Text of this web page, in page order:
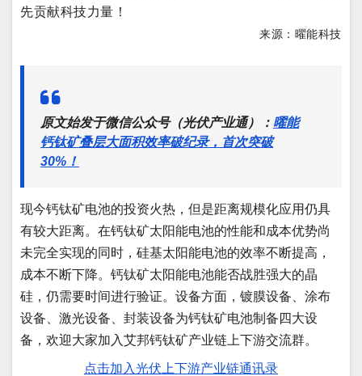
先贡献科技力量！
来源：曜能科技
原文始发于微信公众号（光伏产业通）： 曜能
钙钛矿叠层大面积效率破纪录，首次突破
30%！
现今钙钛矿电池的投资火热，但是距离规模化应用仍具
有较大距离。在钙钛矿太阳能电池的性能和成本优势尚
未完全实现的同时，硅基太阳能电池的效率不断提高，
成本不断下降。钙钛矿太阳能电池能否战胜强大的晶
硅，仍需要时间进行验证。设备方面，镀膜设备、涂布
设备、激光设备、封装设备为钙钛矿电池制备四大设
备，欢迎大家加入艾邦钙钛矿产业链上下游交流群。
点击加入光伏上下游产业链通讯录